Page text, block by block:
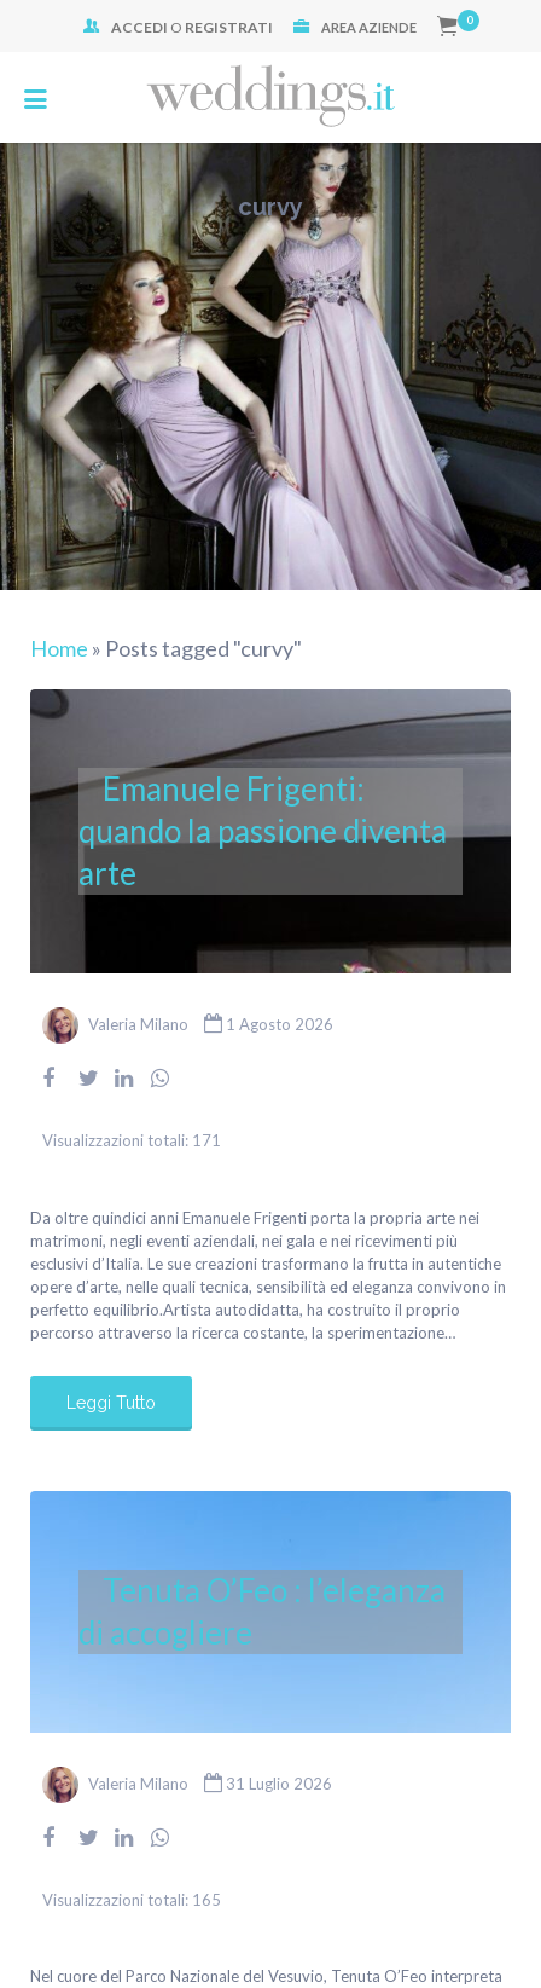
ACCEDI O REGISTRATI AREA AZIENDE 0
curvy
Home » Posts tagged "curvy"
Emanuele Frigenti:
quando la passione diventa
arte
Valeria Milano 1 Agosto 2026
Visualizzazioni totali: 171
Da oltre quindici anni Emanuele Frigenti porta la propria arte nei
matrimoni, negli eventi aziendali, nei gala e nei ricevimenti più
esclusivi d’Italia. Le sue creazioni trasformano la frutta in autentiche
opere d’arte, nelle quali tecnica, sensibilità ed eleganza convivono in
perfetto equilibrio.Artista autodidatta, ha costruito il proprio
percorso attraverso la ricerca costante, la sperimentazione…
Leggi Tutto
Tenuta O’Feo : l’eleganza
di accogliere
Valeria Milano 31 Luglio 2026
Visualizzazioni totali: 165
Nel cuore del Parco Nazionale del Vesuvio, Tenuta O’Feo interpreta